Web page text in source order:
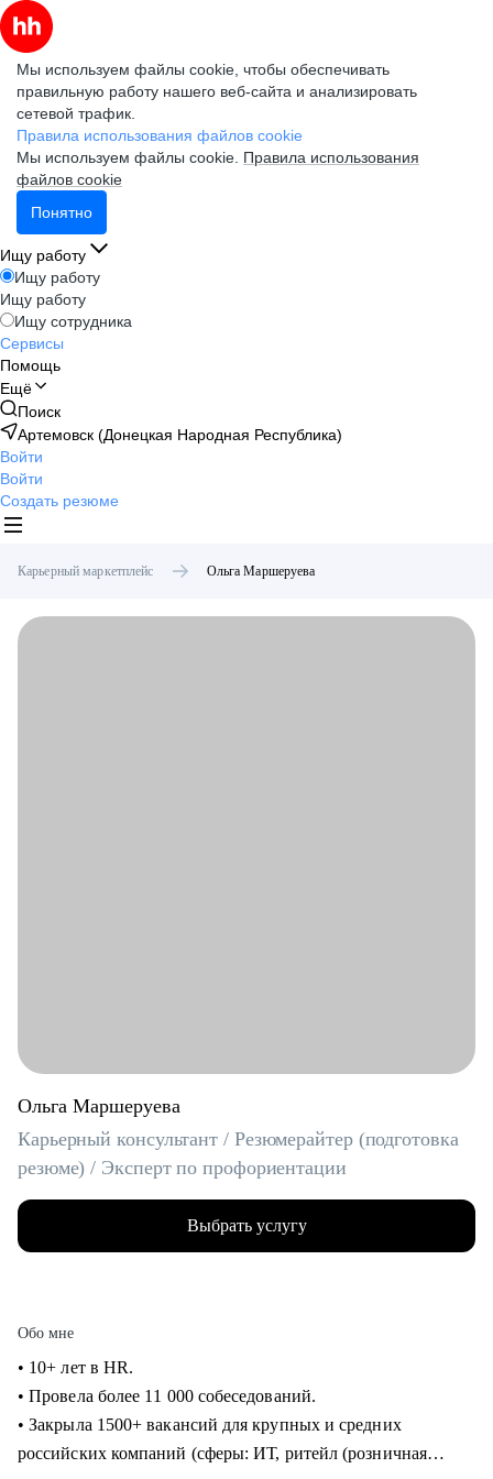
Мы используем файлы cookie, чтобы обеспечивать
правильную работу нашего веб-сайта и анализировать
сетевой трафик.
Правила использования файлов cookie
Мы используем файлы cookie. Правила использования
файлов cookie
Понятно
Ищу работу
Ищу работу
Ищу работу
Ищу сотрудника
Сервисы
Помощь
Ещё
Поиск
Артемовск (Донецкая Народная Республика)
Войти
Войти
Создать резюме
Карьерный маркетплейс Ольга Маршеруева
Ольга Маршеруева
Карьерный консультант / Резюмерайтер (подготовка
резюме) / Эксперт по профориентации
Выбрать услугу
Обо мне
• 10+ лет в HR.
• Провела более 11 000 собеседований.
• Закрыла 1500+ вакансий для крупных и средних
российских компаний (сферы: ИТ, ритейл (розничная